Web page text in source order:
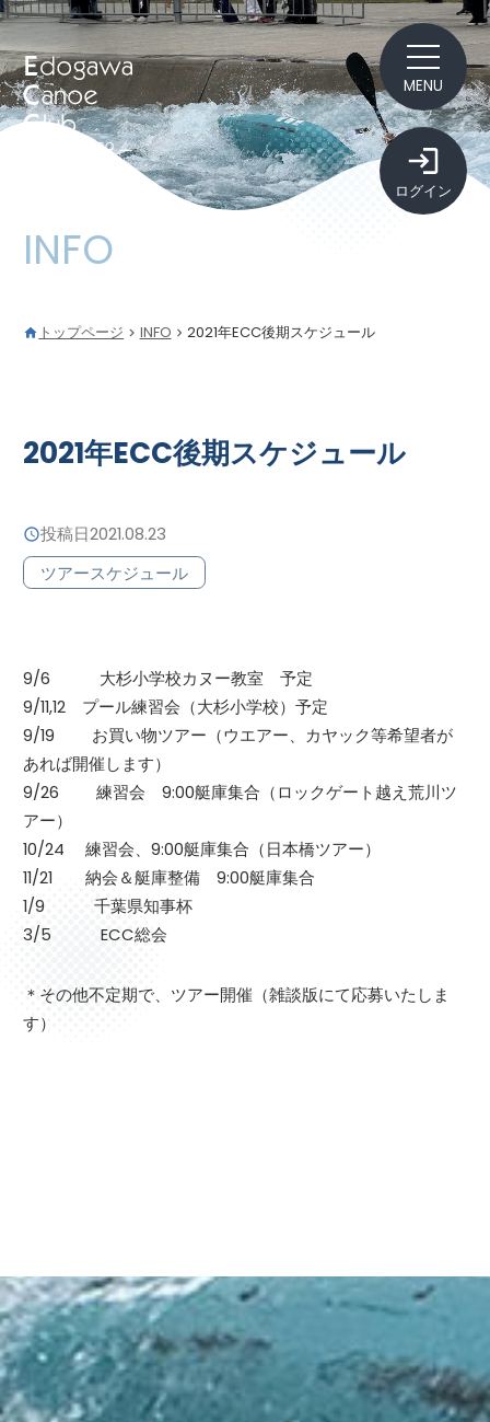
MENU
ログイン
INFO
トップページ INFO 2021年ECC後期スケジュール
2021年ECC後期スケジュール
投稿日2021.08.23
ツアースケジュール
9/6 大杉小学校カヌー教室 予定
9/11,12 プール練習会（大杉小学校）予定
9/19 お買い物ツアー（ウエアー、カヤック等希望者が
あれば開催します）
9/26 練習会 9:00艇庫集合（ロックゲート越え荒川ツ
アー）
10/24 練習会、9:00艇庫集合（日本橋ツアー）
11/21 納会＆艇庫整備 9:00艇庫集合
1/9 千葉県知事杯
3/5 ECC総会
＊その他不定期で、ツアー開催（雑談版にて応募いたしま
す）